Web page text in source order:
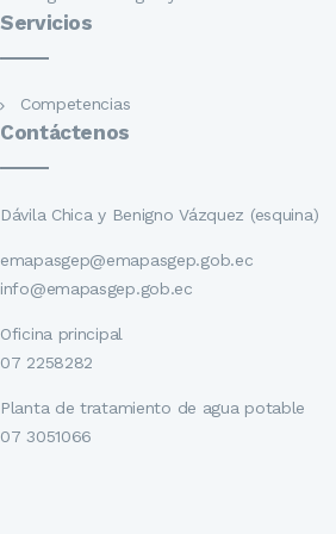
Servicios
Competencias
Contáctenos
Dávila Chica y Benigno Vázquez (esquina)
emapasgep@emapasgep.gob.ec
info@emapasgep.gob.ec
Oficina principal
07 2258282
Planta de tratamiento de agua potable
07 3051066